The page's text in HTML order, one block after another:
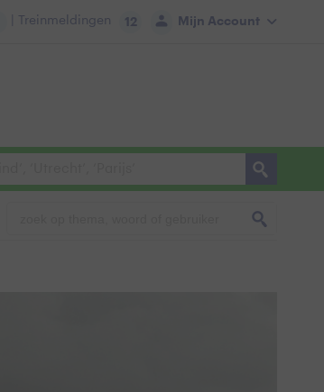
Mijn Account
| Treinmeldingen 12